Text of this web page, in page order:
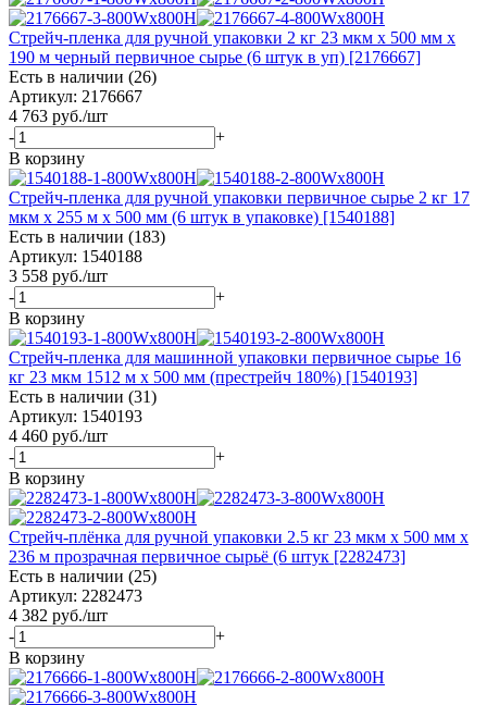
Стрейч-пленка для ручной упаковки 2 кг 23 мкм х 500 мм х
190 м черный первичное сырье (6 штук в уп) [2176667]
Есть в наличии (26)
Артикул: 2176667
4 763 руб./шт
-
+
В корзину
Стрейч-пленка для ручной упаковки первичное сырье 2 кг 17
мкм x 255 м x 500 мм (6 штук в упаковке) [1540188]
Есть в наличии (183)
Артикул: 1540188
3 558 руб./шт
-
+
В корзину
Стрейч-пленка для машинной упаковки первичное сырье 16
кг 23 мкм 1512 м х 500 мм (престрейч 180%) [1540193]
Есть в наличии (31)
Артикул: 1540193
4 460 руб./шт
-
+
В корзину
Стрейч-плёнка для ручной упаковки 2.5 кг 23 мкм x 500 мм x
236 м прозрачная первичное сырьё (6 штук [2282473]
Есть в наличии (25)
Артикул: 2282473
4 382 руб./шт
-
+
В корзину